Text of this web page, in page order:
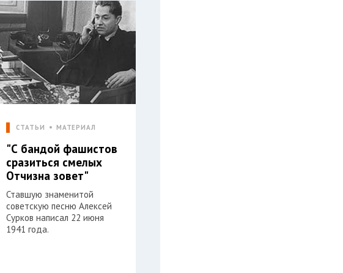
СТАТЬИ МАТЕРИАЛ
"С бандой фашистов
сразиться смелых
Отчизна зовет"
Ставшую знаменитой
советскую песню Алексей
Сурков написал 22 июня
1941 года.